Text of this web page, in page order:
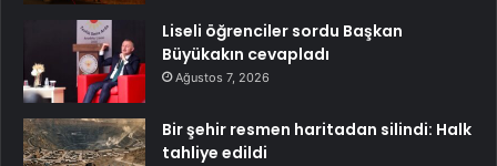
Liseli öğrenciler sordu Başkan
Büyükakın cevapladı
Ağustos 7, 2026
Bir şehir resmen haritadan silindi: Halk
tahliye edildi